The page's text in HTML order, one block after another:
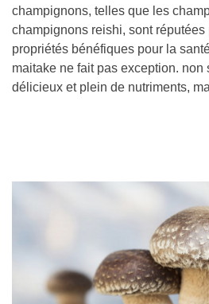
champignons, telles que les
champignons reishi, sont
propriétés bénéfiques pour la
maitake ne fait pas exception. non
délicieux et plein de nutriments,